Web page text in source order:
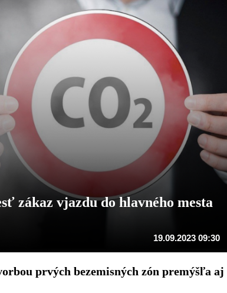
zákaz vjazdu do hlavného mesta
19.09.2023 09:30
prvých bezemisných zón premýšľa aj